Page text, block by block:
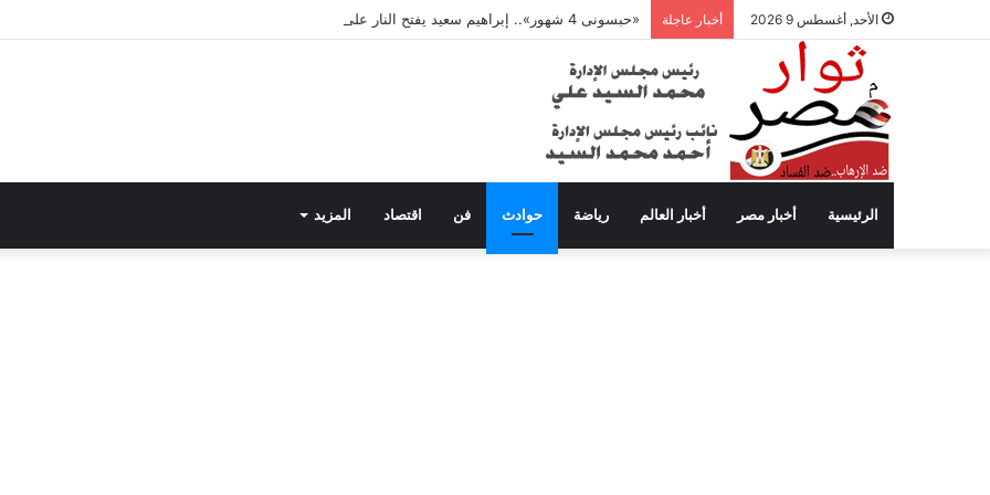
الأحد, أغسطس 9 2026 أخبار عاجلة «حبسونى 4 شهور».. إبراهيم سعيد يفتح النار على ابنتيه: والله ما مسامحكم
الرئيسية أخبار مصر أخبار العالم رياضة حوادث فن اقتصاد المزيد